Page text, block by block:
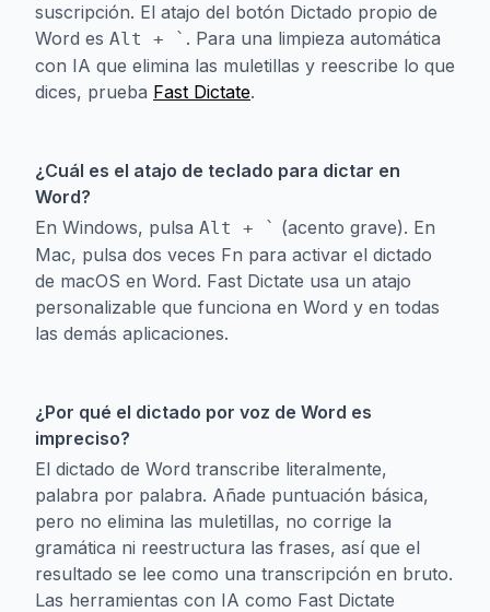
suscripción. El atajo del botón Dictado propio de
Word es Alt + ` . Para una limpieza automática
con IA que elimina las muletillas y reescribe lo que
dices, prueba Fast Dictate.
¿Cuál es el atajo de teclado para dictar en
Word?
En Windows, pulsa Alt + ` (acento grave). En
Mac, pulsa dos veces Fn para activar el dictado
de macOS en Word. Fast Dictate usa un atajo
personalizable que funciona en Word y en todas
las demás aplicaciones.
¿Por qué el dictado por voz de Word es
impreciso?
El dictado de Word transcribe literalmente,
palabra por palabra. Añade puntuación básica,
pero no elimina las muletillas, no corrige la
gramática ni reestructura las frases, así que el
resultado se lee como una transcripción en bruto.
Las herramientas con IA como Fast Dictate